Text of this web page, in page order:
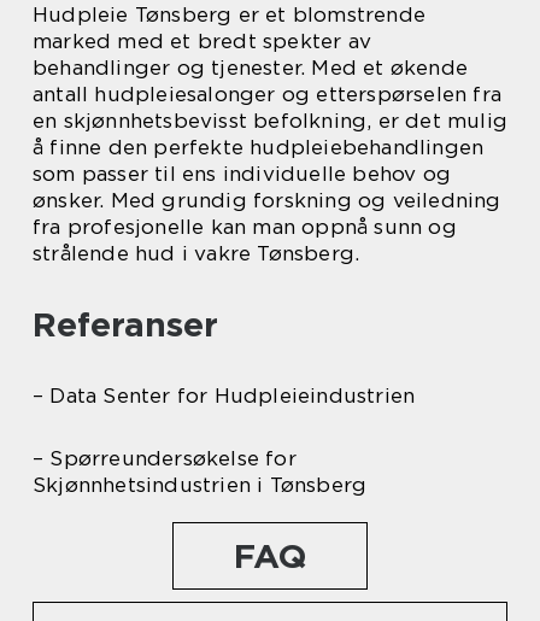
Hudpleie Tønsberg er et blomstrende
marked med et bredt spekter av
behandlinger og tjenester. Med et økende
antall hudpleiesalonger og etterspørselen fra
en skjønnhetsbevisst befolkning, er det mulig
å finne den perfekte hudpleiebehandlingen
som passer til ens individuelle behov og
ønsker. Med grundig forskning og veiledning
fra profesjonelle kan man oppnå sunn og
strålende hud i vakre Tønsberg.
Referanser
– Data Senter for Hudpleieindustrien
– Spørreundersøkelse for
Skjønnhetsindustrien i Tønsberg
FAQ